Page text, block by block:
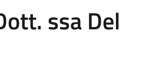
ssa Del